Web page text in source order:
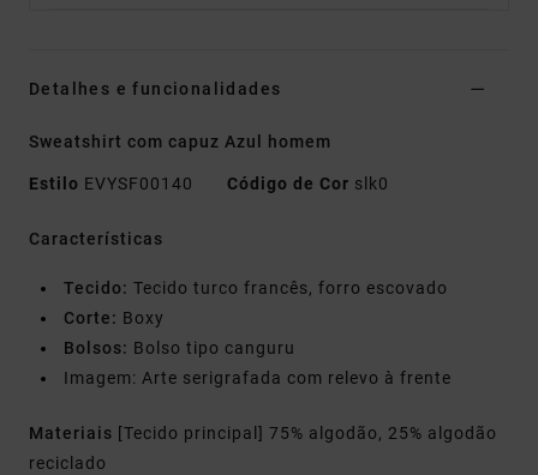
Detalhes e funcionalidades
Sweatshirt com capuz Azul homem
Estilo EVYSF00140 Código de Cor slk0
Características
Tecido: Tecido turco francês, forro escovado
Corte: Boxy
Bolsos: Bolso tipo canguru
Imagem: Arte serigrafada com relevo à frente
Materiais [Tecido principal] 75% algodão, 25% algodão
reciclado